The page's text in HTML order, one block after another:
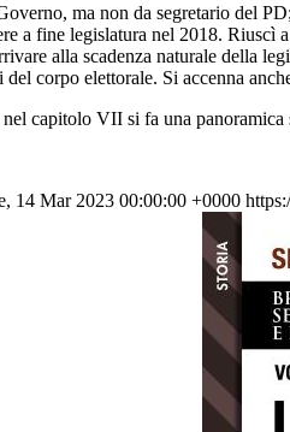
ma non da segretario del
a fine legislatura nel 2018. Riuscì
alla scadenza naturale della
corpo elettorale. Si accenna
capitolo VII si fa una
14 Mar 2023 00:00:00 +0000